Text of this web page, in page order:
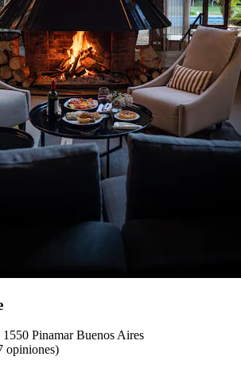
Pinamar Buenos Aires
opiniones)